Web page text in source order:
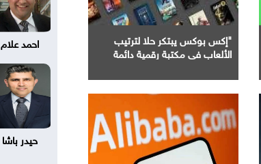
"إكس بوكس يبتكر حلا لترتيب
الألعاب في مكتبة رقمية دائمة
احمد علام
حيدر باشا